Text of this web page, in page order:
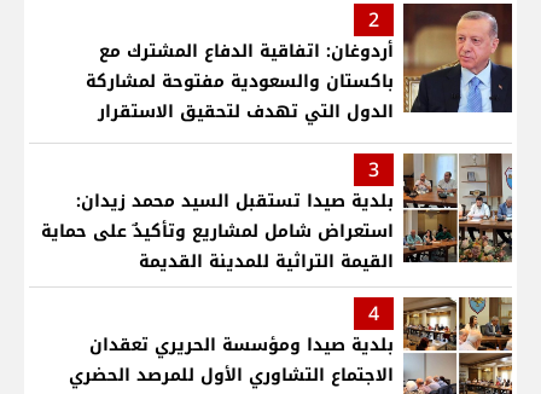
2
أردوغان: اتفاقية الدفاع المشترك مع
باكستان والسعودية مفتوحة لمشاركة
الدول التي تهدف لتحقيق الاستقرار
بمنطقتنا
3
بلدية صيدا تستقبل السيد محمد زيدان:
استعراض شامل لمشاريع وتأكيدٌ على حماية
القيمة التراثية للمدينة القديمة
4
بلدية صيدا ومؤسسة الحريري تعقدان
الاجتماع التشاوري الأول للمرصد الحضري